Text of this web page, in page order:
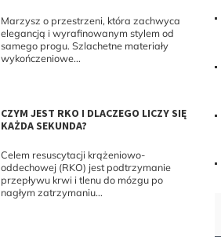
Marzysz o przestrzeni, która zachwyca
elegancją i wyrafinowanym stylem od
samego progu. Szlachetne materiały
wykończeniowe...
CZYM JEST RKO I DLACZEGO LICZY SIĘ
KAŻDA SEKUNDA?
Celem resuscytacji krążeniowo-
oddechowej (RKO) jest podtrzymanie
przepływu krwi i tlenu do mózgu po
nagłym zatrzymaniu...